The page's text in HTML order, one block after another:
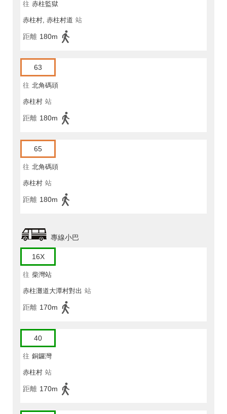
往 赤柱監獄
赤柱村, 赤柱村道 站
距離 180m
63
往 北角碼頭
赤柱村 站
距離 180m
65
往 北角碼頭
赤柱村 站
距離 180m
專線小巴
16X
往 柴灣站
赤柱灘道大潭村對出 站
距離 170m
40
往 銅鑼灣
赤柱村 站
距離 170m